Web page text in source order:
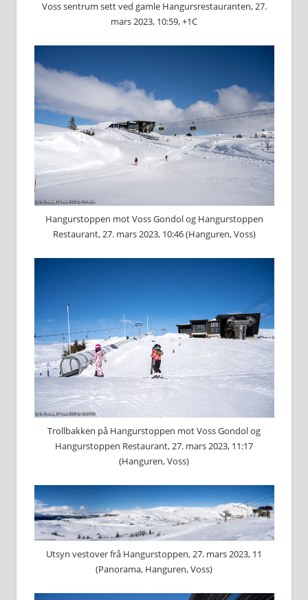
Voss sentrum sett ved gamle Hangursrestauranten, 27.
mars 2023, 10:59, +1C
Hangurstoppen mot Voss Gondol og Hangurstoppen
Restaurant, 27. mars 2023, 10:46 (Hanguren, Voss)
Trollbakken på Hangurstoppen mot Voss Gondol og
Hangurstoppen Restaurant, 27. mars 2023, 11:17
(Hanguren, Voss)
Utsyn vestover frå Hangurstoppen, 27. mars 2023, 11
(Panorama, Hanguren, Voss)